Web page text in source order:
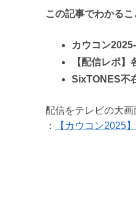
この記事でわかるこ
カウコン
【配信レポ
SixTONES不
配信をテレビの大
：
【カウコン2025